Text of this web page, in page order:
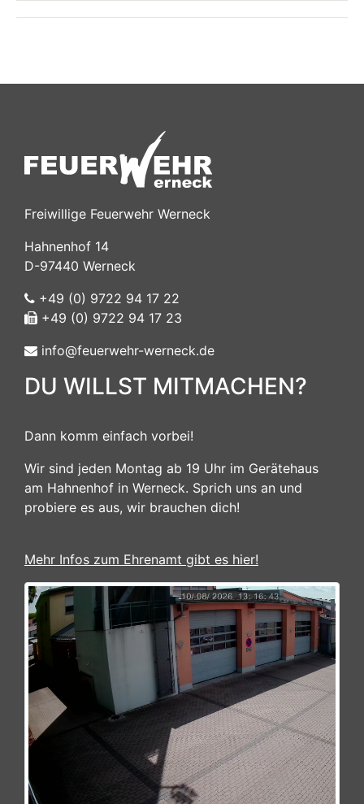
Freiwillige Feuerwehr Werneck
Hahnenhof 14
D-97440 Werneck
+49 (0) 9722 94 17 22
+49 (0) 9722 94 17 23
info@feuerwehr-werneck.de
DU WILLST MITMACHEN?
Dann komm einfach vorbei!
Wir sind jeden Montag ab 19 Uhr im Gerätehaus
am Hahnenhof in Werneck. Sprich uns an und
probiere es aus, wir brauchen dich!
Mehr Infos zum Ehrenamt gibt es hier!